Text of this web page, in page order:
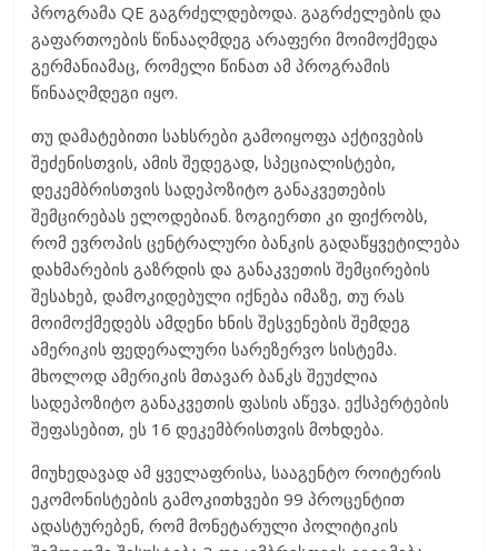
პროგრამა QE გაგრძელდებოდა. გაგრძელების და
გაფართოების წინააღმდეგ არაფერი მოიმოქმედა
გერმანიამაც, რომელი წინათ ამ პროგრამის
წინააღმდეგი იყო.
თუ დამატებითი სახსრები გამოიყოფა აქტივების
შეძენისთვის, ამის შედეგად, სპეციალისტები,
დეკემბრისთვის სადეპოზიტო განაკვეთების
შემცირებას ელოდებიან. ზოგიერთი კი ფიქრობს,
რომ ევროპის ცენტრალური ბანკის გადაწყვეტილება
დახმარების გაზრდის და განაკვეთის შემცირების
შესახებ, დამოკიდებული იქნება იმაზე, თუ რას
მოიმოქმედებს ამდენი ხნის შესვენების შემდეგ
ამერიკის ფედერალური სარეზერვო სისტემა.
მხოლოდ ამერიკის მთავარ ბანკს შეუძლია
სადეპოზიტო განაკვეთის ფასის აწევა. ექსპერტების
შეფასებით, ეს 16 დეკემბრისთვის მოხდება.
მიუხედავად ამ ყველაფრისა, სააგენტო როიტერის
ეკომონისტების გამოკითხვები 99 პროცენტით
ადასტურებენ, რომ მონეტარული პოლიტიკის